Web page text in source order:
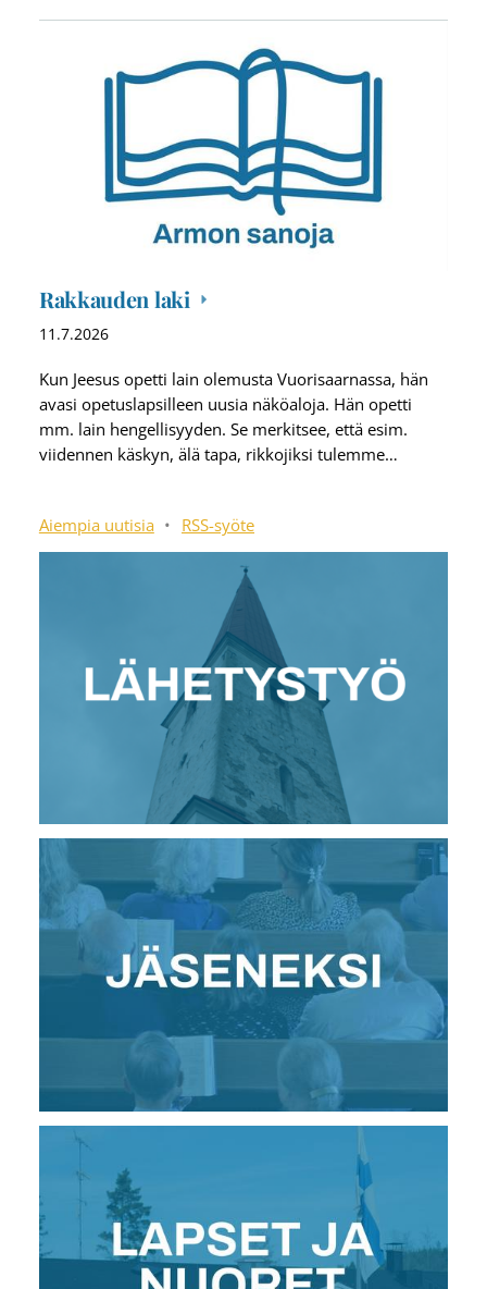
Rakkauden laki
11.7.2026
Kun Jeesus opetti lain olemusta Vuorisaarnassa, hän
avasi opetuslapsilleen uusia näköaloja. Hän opetti
mm. lain hengellisyyden. Se merkitsee, että esim.
viidennen käskyn, älä tapa, rikkojiksi tulemme…
Aiempia uutisia • RSS-syöte